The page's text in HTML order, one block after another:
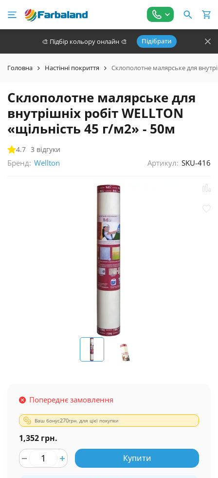
🎨 Підбір кольору онлайн 🎨 Підібрати
Головна Настінні покриття Склополотне малярське для
Склополотне малярське для
внутрішніх робіт WELLTON
«щільність 45 г/м2» - 50м
4.7 3 відгуки
Бренд: Wellton Артикул: SKU-416
Попереднє замовлення
Ваш бонус270грн. для цієї покупки
1,352 грн.
Купити